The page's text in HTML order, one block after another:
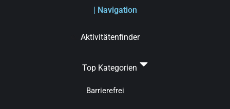
| Navigation
Aktivitätenfinder
Top Kategorien
Barrierefrei